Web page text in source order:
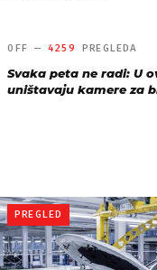
OFF —4259 PREGLEDA
Svaka peta ne radi: U
uništavaju kamere za
PREGLED